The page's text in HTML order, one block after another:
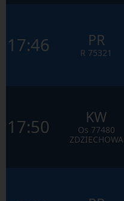
17:46 PR
R 75321
17:50 KW
Os 77480
ZDZIECHOWA